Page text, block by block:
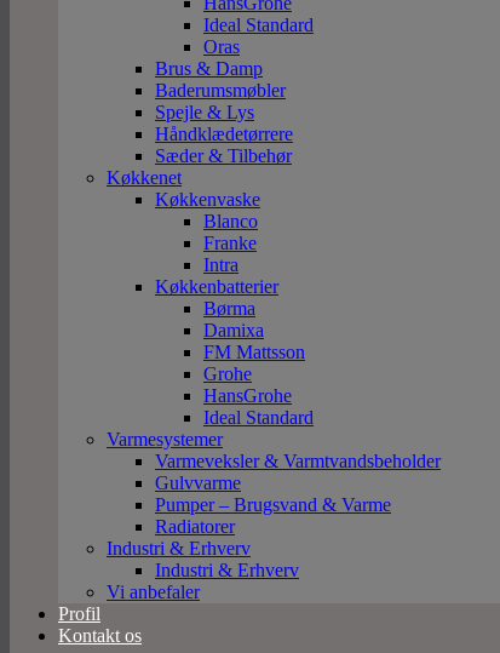
Ideal Standard
Oras
Brus & Damp
Baderumsmøbler
Spejle & Lys
Håndklædetørrere
Sæder & Tilbehør
Køkkenet
Køkkenvaske
Blanco
Franke
Intra
Køkkenbatterier
Børma
Damixa
FM Mattsson
Grohe
HansGrohe
Ideal Standard
Varmesystemer
Varmeveksler & Varmtvandsbeholder
Gulvvarme
Pumper – Brugsvand & Varme
Radiatorer
Industri & Erhverv
Industri & Erhverv
Vi anbefaler
Profil
Kontakt os